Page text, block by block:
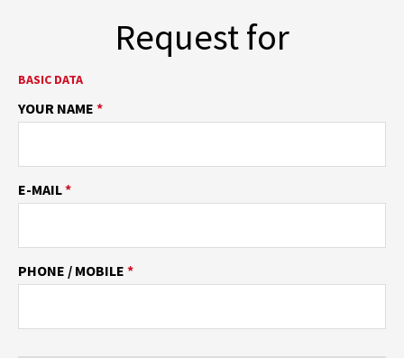
Request for
BASIC DATA
YOUR NAME *
E-MAIL*
PHONE / MOBILE *